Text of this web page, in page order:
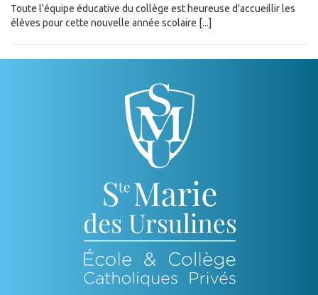
Toute l'équipe éducative du collège est heureuse d'accueillir les
élèves pour cette nouvelle année scolaire [...]